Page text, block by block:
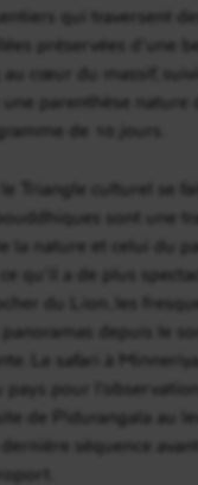
qui traversent
préservées d’une
au cœur du massif,
une parenthèse nature
de 10 jours.
le Triangle culturel se
sont une
la nature et celui du
qu’il a de plus
du Lion, les
panoramas depuis le
Le safari à Minneriya,
pays pour
de Pidurangala au
séquence